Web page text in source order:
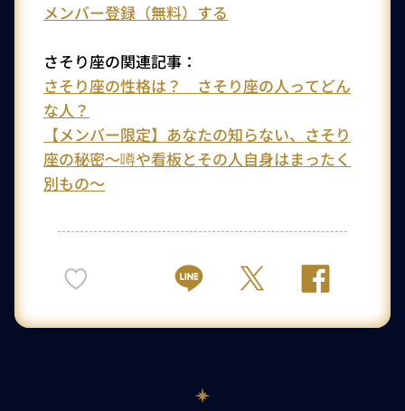
メンバー登録（無料）する
さそり座の関連記事：
さそり座の性格は？ さそり座の人ってどん
な人？
【メンバー限定】あなたの知らない、さそり
座の秘密～噂や看板とその人自身はまったく
別もの～